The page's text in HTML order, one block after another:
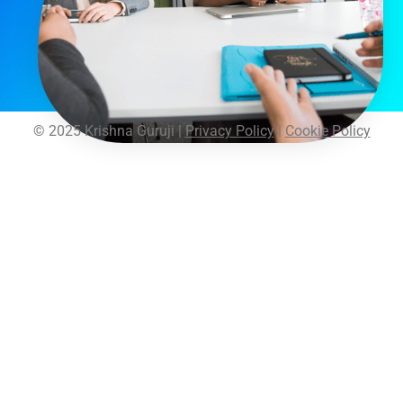
© 2025 Krishna Guruji |Privacy Policy| Cookie Policy